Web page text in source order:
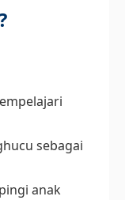
sebagai
anak